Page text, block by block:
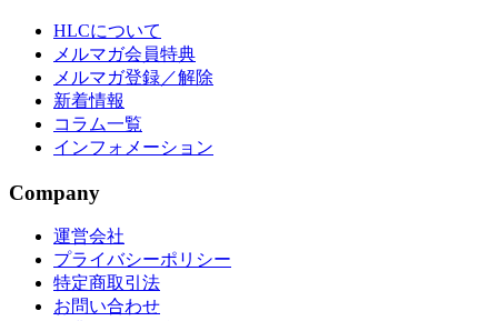
HLCについて
メルマガ会員特典
メルマガ登録／解除
新着情報
コラム一覧
インフォメーション
Company
運営会社
プライバシーポリシー
特定商取引法
お問い合わせ